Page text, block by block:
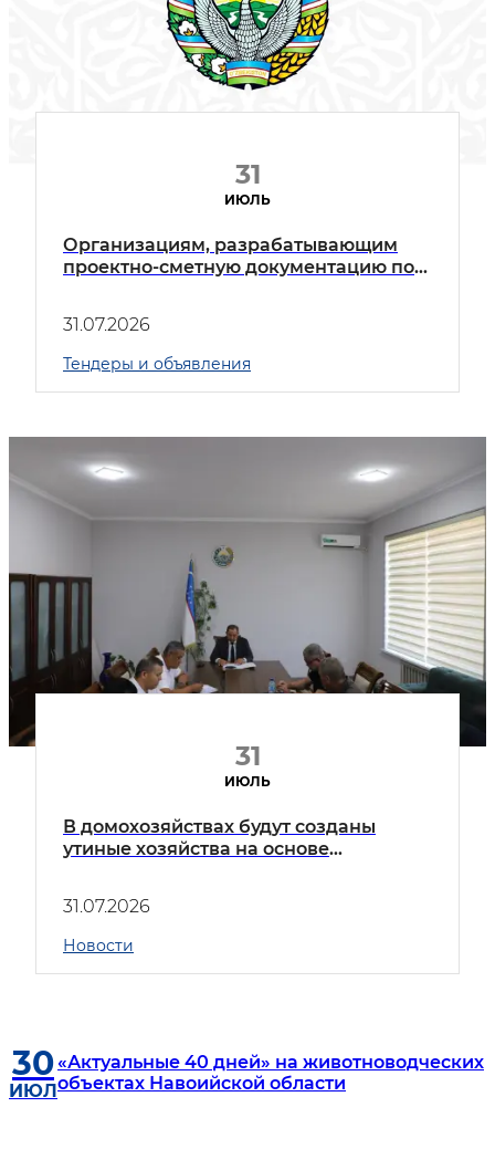
31
ИЮЛЬ
Организациям, разрабатывающим
проектно-сметную документацию по
31.07.2026
Тендеры и объявления
31
ИЮЛЬ
В домохозяйствах будут созданы
утиные хозяйства на основе
31.07.2026
Новости
30
ИЮЛ
«Актуальные 40 дней» на животноводческих
объектах Навоийской области